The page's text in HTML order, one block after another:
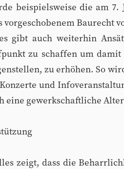
beispielsweise die am
vorgeschobenem Baurecht
gibt auch weiterhin
zu schaffen um
zu erhöhen. So
und
eine gewerkschaftliche
zeigt, dass die